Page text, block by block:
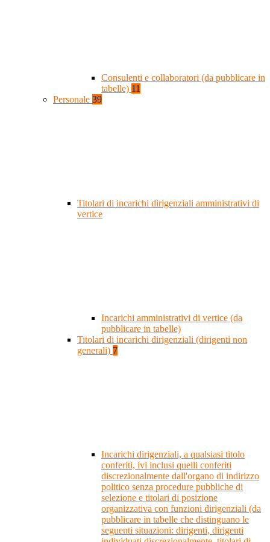
Consulenti e collaboratori (da pubblicare in
tabelle) 11
Personale 39
Titolari di incarichi dirigenziali amministrativi di
vertice
Incarichi amministrativi di vertice (da
pubblicare in tabelle)
Titolari di incarichi dirigenziali (dirigenti non
generali) 7
Incarichi dirigenziali, a qualsiasi titolo
conferiti, ivi inclusi quelli conferiti
discrezionalmente dall'organo di indirizzo
politico senza procedure pubbliche di
selezione e titolari di posizione
organizzativa con funzioni dirigenziali (da
pubblicare in tabelle che distinguano le
seguenti situazioni: dirigenti, dirigenti